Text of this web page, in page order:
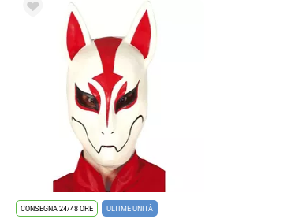
CONSEGNA 24/48 ORE ULTIME UNITÀ